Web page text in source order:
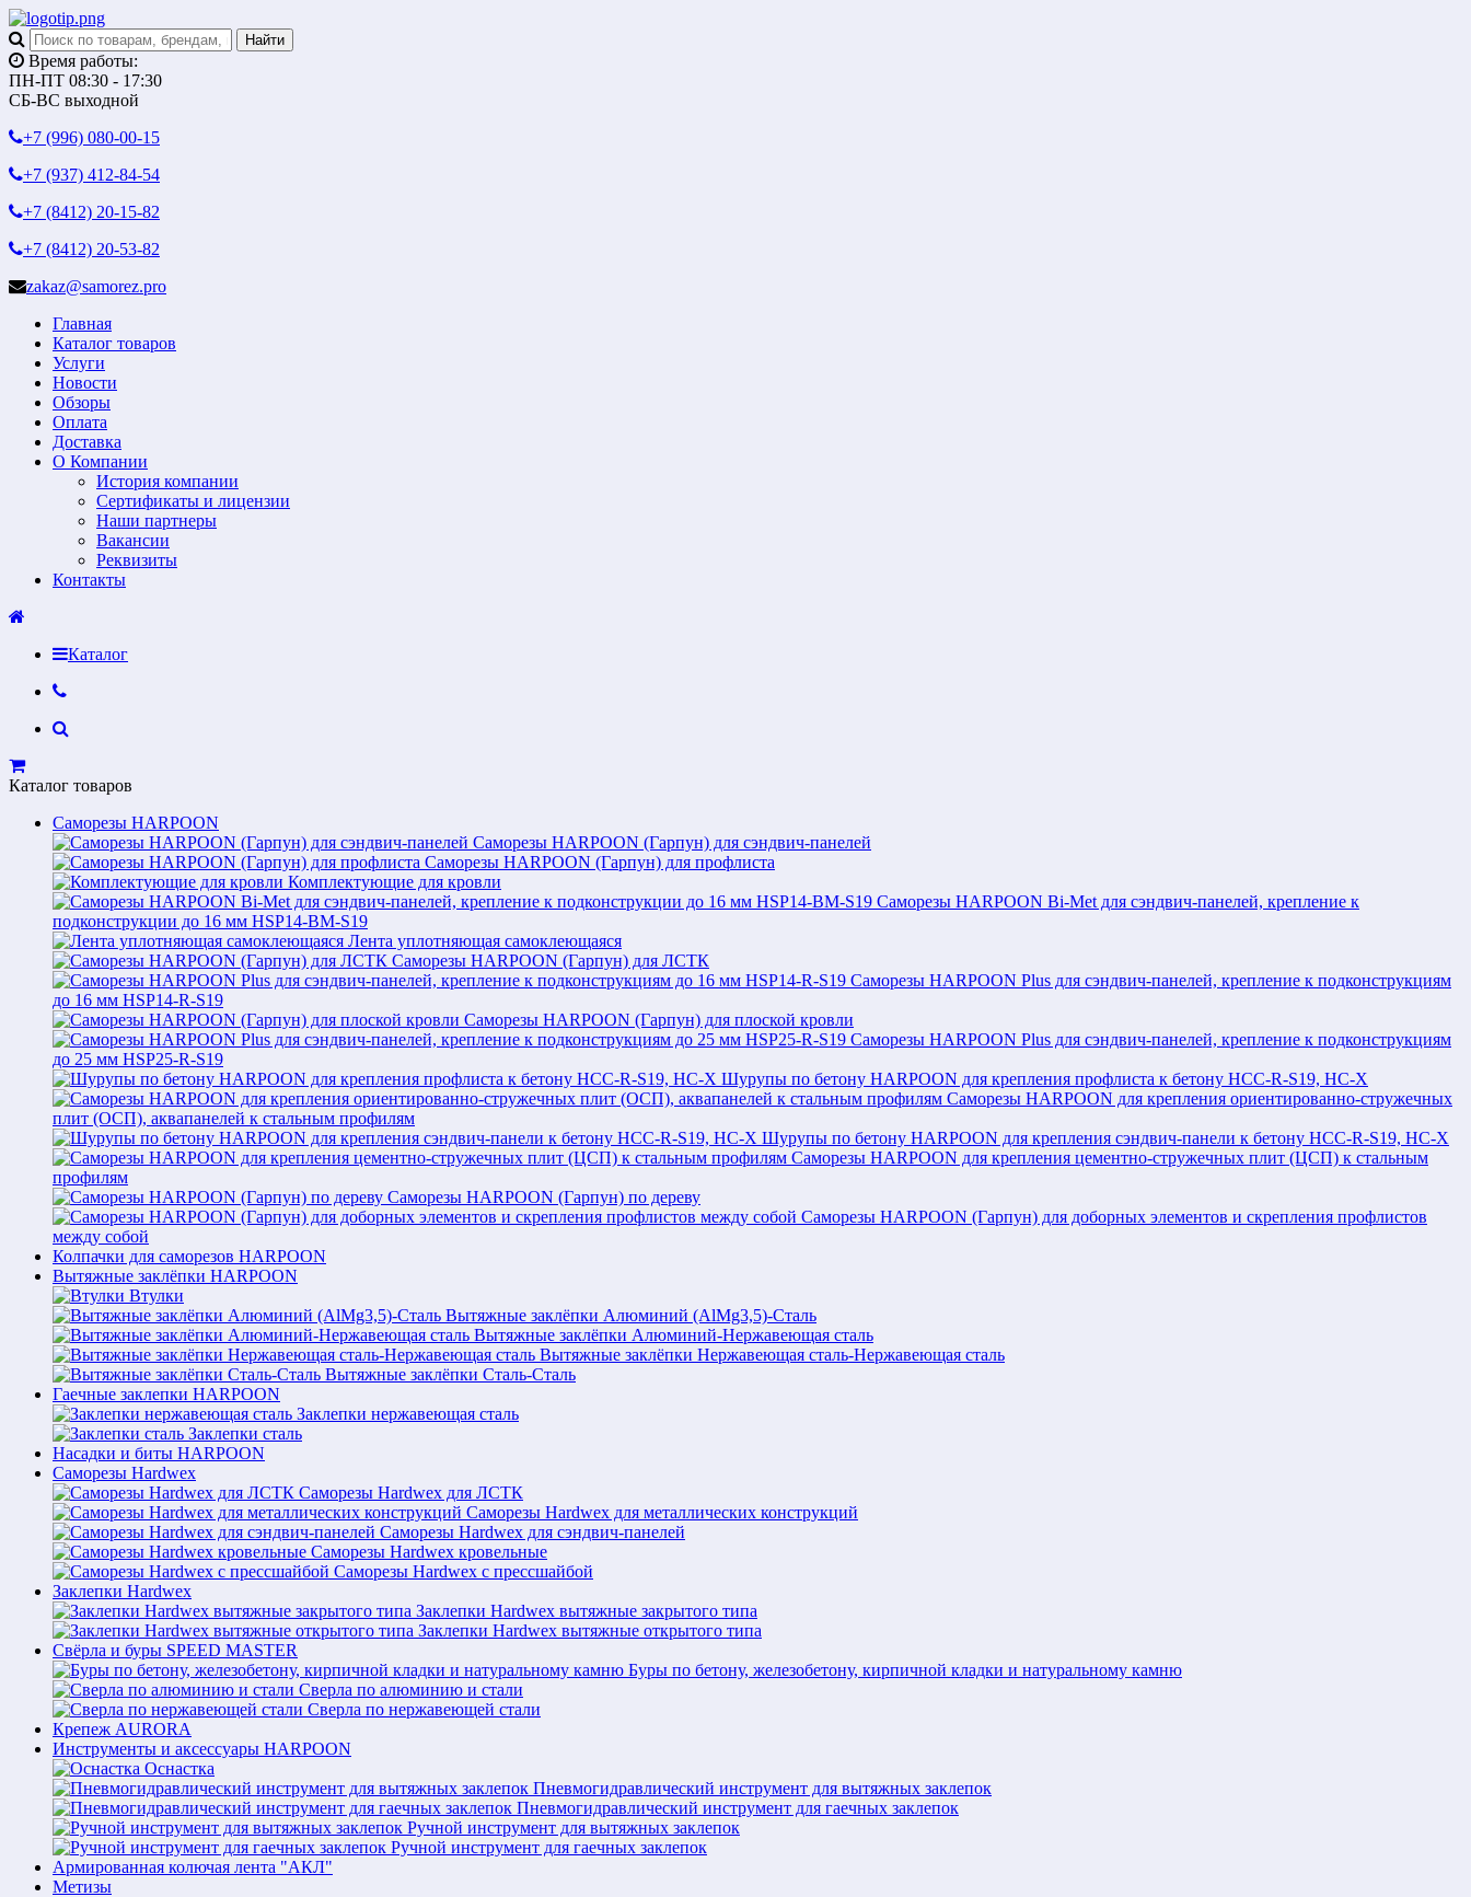
Время работы:
ПН-ПТ 08:30 - 17:30
СБ-ВС выходной
+7 (996) 080-00-15
+7 (937) 412-84-54
+7 (8412) 20-15-82
+7 (8412) 20-53-82
zakaz@samorez.pro
Главная
Каталог товаров
Услуги
Новости
Обзоры
Оплата
Доставка
О Компании
История компании
Сертификаты и лицензии
Наши партнеры
Вакансии
Реквизиты
Контакты
Каталог
Каталог товаров
Саморезы HARPOON
Саморезы HARPOON (Гарпун) для сэндвич-панелей
Саморезы HARPOON (Гарпун) для профлиста
Комплектующие для кровли
Саморезы HARPOON Bi-Met для сэндвич-панелей, крепление к
подконструкции до 16 мм HSP14-BM-S19
Лента уплотняющая самоклеющаяся
Саморезы HARPOON (Гарпун) для ЛСТК
Саморезы HARPOON Plus для сэндвич-панелей, крепление к подконструкциям
до 16 мм HSP14-R-S19
Саморезы HARPOON (Гарпун) для плоской кровли
Саморезы HARPOON Plus для сэндвич-панелей, крепление к подконструкциям
до 25 мм HSP25-R-S19
Шурупы по бетону HARPOON для крепления профлиста к бетону HCC-R-S19, HC-X
Саморезы HARPOON для крепления ориентированно-стружечных
плит (ОСП), аквапанелей к стальным профилям
Шурупы по бетону HARPOON для крепления сэндвич-панели к бетону HCC-R-S19, HC-X
Саморезы HARPOON для крепления цементно-стружечных плит (ЦСП) к стальным
профилям
Саморезы HARPOON (Гарпун) по дереву
Саморезы HARPOON (Гарпун) для доборных элементов и скрепления профлистов
между собой
Колпачки для саморезов HARPOON
Вытяжные заклёпки HARPOON
Втулки
Вытяжные заклёпки Алюминий (AlMg3,5)-Сталь
Вытяжные заклёпки Алюминий-Нержавеющая сталь
Вытяжные заклёпки Нержавеющая сталь-Нержавеющая сталь
Вытяжные заклёпки Сталь-Сталь
Гаечные заклепки HARPOON
Заклепки нержавеющая сталь
Заклепки сталь
Насадки и биты HARPOON
Саморезы Hardwex
Саморезы Hardwex для ЛСТК
Саморезы Hardwex для металлических конструкций
Саморезы Hardwex для сэндвич-панелей
Саморезы Hardwex кровельные
Саморезы Hardwex с прессшайбой
Заклепки Hardwex
Заклепки Hardwex вытяжные закрытого типа
Заклепки Hardwex вытяжные открытого типа
Свёрла и буры SPEED MASTER
Буры по бетону, железобетону, кирпичной кладки и натуральному камню
Сверла по алюминию и стали
Сверла по нержавеющей стали
Крепеж AURORA
Инструменты и аксессуары HARPOON
Оснастка
Пневмогидравлический инструмент для вытяжных заклепок
Пневмогидравлический инструмент для гаечных заклепок
Ручной инструмент для вытяжных заклепок
Ручной инструмент для гаечных заклепок
Армированная колючая лента "АКЛ"
Метизы